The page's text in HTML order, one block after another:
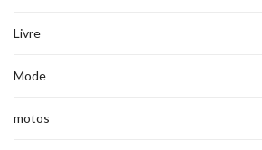
Livre
Mode
motos